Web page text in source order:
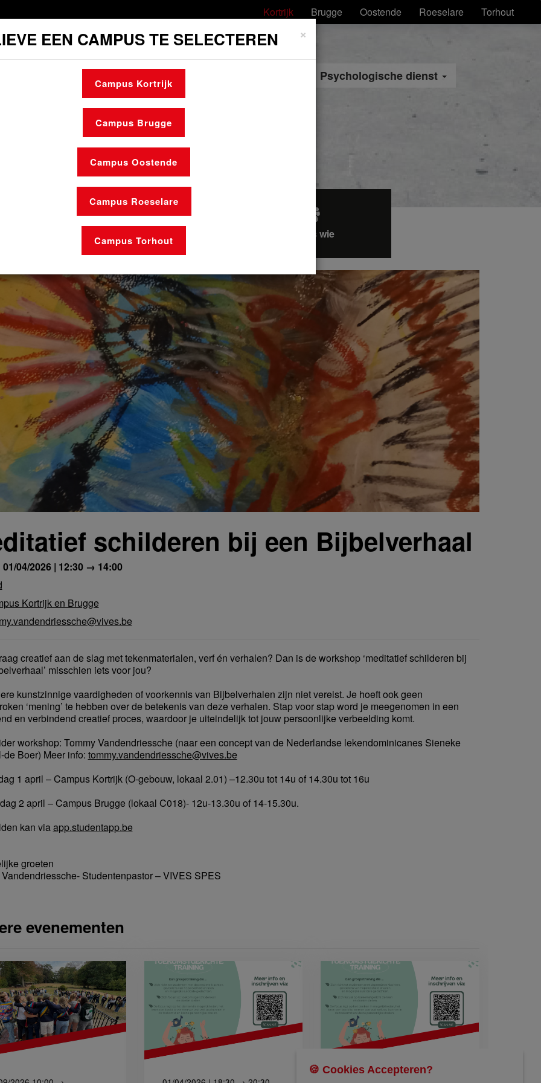
×
EEN CAMPUS TE SELECTEREN
Campus Kortrijk
Campus Brugge
Campus Oostende
Campus Roeselare
Campus Torhout
Kortrijk Brugge Oostende Roeselare Torhout
Psychologische dienst
Wie is wie
schilderen bij een Bijbelverhaal
01/04/2026 | 12:30 → 14:00
Kortrijk en Brugge
creatief aan de slag met tekenmaterialen, verf én verhalen? Dan is de workshop ‘meditatief schilderen bij
misschien iets voor jou?
kunstzinnige vaardigheden of voorkennis van Bijbelverhalen zijn niet vereist. Je hoeft ook geen
‘mening’ te hebben over de betekenis van deze verhalen. Stap voor stap word je meegenomen in een
en verbindend creatief proces, waardoor je uiteindelijk tot jouw persoonlijke verbeelding komt.
workshop: Tommy Vandendriessche (naar een concept van de Nederlandse lekendominicanes Sieneke
Boer) Meer info: tommy.vandendriessche@vives.be
1 april – Campus Kortrijk (O-gebouw, lokaal 2.01) –12.30u tot 14u of 14.30u tot 16u
2 april – Campus Brugge (lokaal C018)- 12u-13.30u of 14-15.30u.
kan viaapp.studentapp.be
groeten
Studentenpastor – VIVES SPES
evenementen
🍪 Cookies Accepteren?